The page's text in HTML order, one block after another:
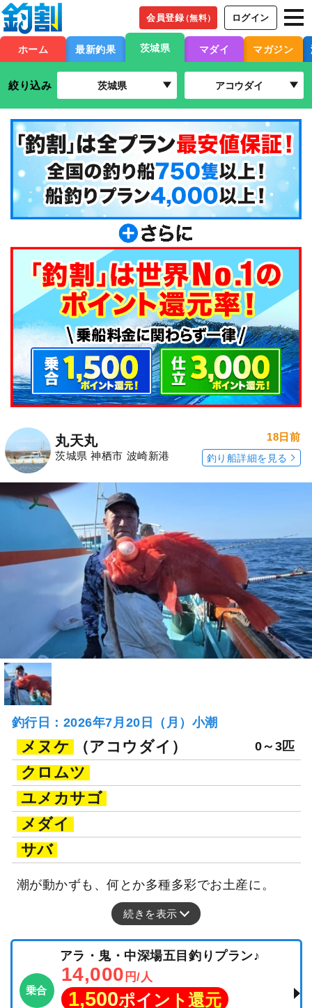
会員登録（無料） ログイン
ホーム 最新釣果 茨城県 マダイ マガジン
絞り込み 茨城県 アコウダイ
丸天丸
茨城県 神栖市 波崎新港
18日前
釣り船詳細を見る
釣行日：2026年7月20日（月）小潮
メヌケ （アコウダイ） 0～3匹
クロムツ
ユメカサゴ
メダイ
サバ
潮が動かずも、何とか多種多彩でお土産に。
続きを表示
乗合
アラ・鬼・中深場五目釣りプラン♪
14,000 円/人
1,500ポイント還元